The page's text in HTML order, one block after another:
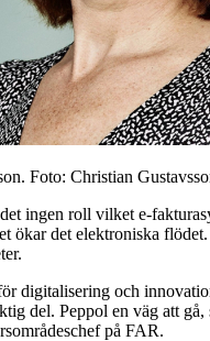
Foto: Christian
ingen roll vilket e-
ökar det elektroniska
digitalisering och
del. Peppol en väg att gå,
på FAR.